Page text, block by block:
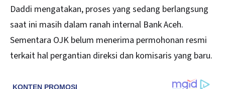
Daddi mengatakan, proses yang sedang berlangsung
saat ini masih dalam ranah internal Bank Aceh.
Sementara OJK belum menerima permohonan resmi
terkait hal pergantian direksi dan komisaris yang baru.